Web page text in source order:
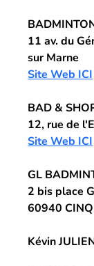
11 av. du
sur Marne
Site Web ICI
BAD &
12, rue de
Site Web ICI
GL
2 bis place
60940
Kévin